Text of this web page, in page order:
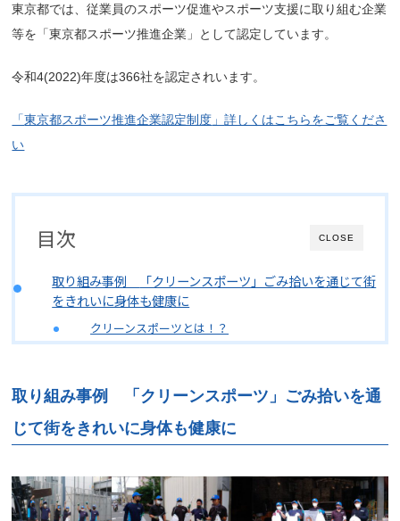
東京都では、従業員のスポーツ促進やスポーツ支援に取り組む企業
等を 「東京都スポーツ推進企業」 として認定しています。
令和4(2022)年度は366社を認定されいます。
「東京都スポーツ推進企業認定制度 」詳しくはこちらをご覧くださ
い
CLOSE
目次
取り組み事例
「クリーンスポーツ」ごみ拾いを通じて街
をきれいに身体も健康に
クリーンスポーツとは！？
取り組み事例
「クリーンスポーツ」ごみ拾いを通
じて街をきれいに身体も健康に